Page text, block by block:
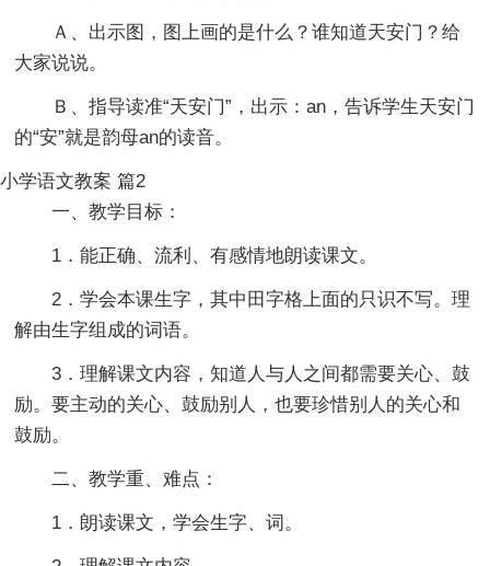
Ａ、出示图，图上画的是什么？谁知道天安门？给
大家说说。
Ｂ、指导读准“天安门”，出示：an，告诉学生天安门
的“安”就是韵母an的读音。
小学语文教案 篇2
一、教学目标：
1．能正确、流利、有感情地朗读课文。
2．学会本课生字，其中田字格上面的只识不写。理
解由生字组成的词语。
3．理解课文内容，知道人与人之间都需要关心、鼓
励。要主动的关心、鼓励别人，也要珍惜别人的关心和
鼓励。
二、教学重、难点：
1．朗读课文，学会生字、词。